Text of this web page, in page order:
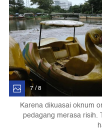
7 / 8
Karena dikuasai oknum
pedagang merasa risih.